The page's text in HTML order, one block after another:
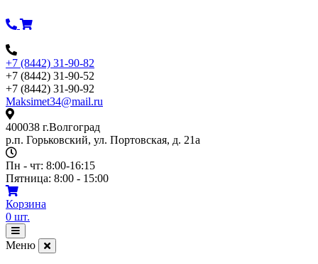
к
+7 (8442) 31-90-82
+7 (8442) 31-90-52
+7 (8442) 31-90-92
Maksimet34@mail.ru
400038 г.Волгоград
р.п. Горьковский, ул. Портовская, д. 21а
Пн - чт: 8:00-16:15
Пятница: 8:00 - 15:00
Корзина
0 шт.
Открыть
меню
Меню